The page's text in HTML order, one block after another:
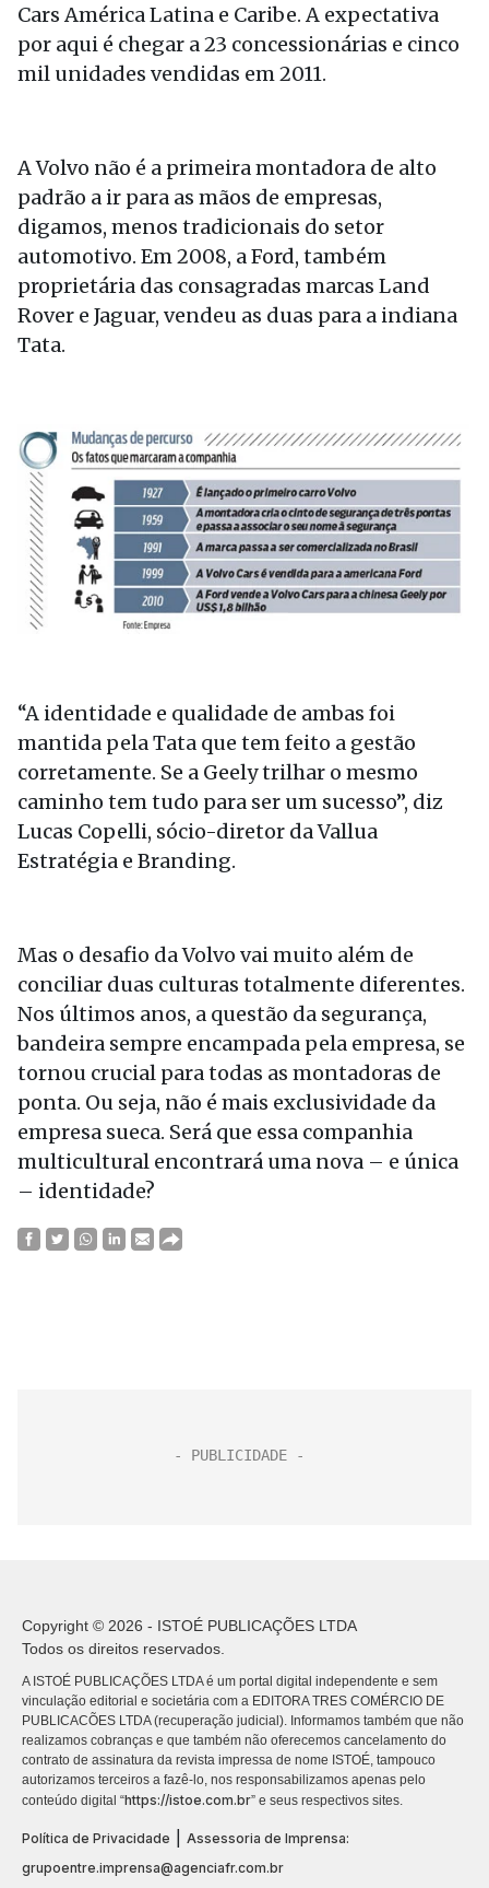
Cars América Latina e Caribe. A expectativa
por aqui é chegar a 23 concessionárias e cinco
mil unidades vendidas em 2011.
A Volvo não é a primeira montadora de alto
padrão a ir para as mãos de empresas,
digamos, menos tradicionais do setor
automotivo. Em 2008, a Ford, também
proprietária das consagradas marcas Land
Rover e Jaguar, vendeu as duas para a indiana
Tata.
“A identidade e qualidade de ambas foi
mantida pela Tata que tem feito a gestão
corretamente. Se a Geely trilhar o mesmo
caminho tem tudo para ser um sucesso”, diz
Lucas Copelli, sócio-diretor da Vallua
Estratégia e Branding.
Mas o desafio da Volvo vai muito além de
conciliar duas culturas totalmente diferentes.
Nos últimos anos, a questão da segurança,
bandeira sempre encampada pela empresa, se
tornou crucial para todas as montadoras de
ponta. Ou seja, não é mais exclusividade da
empresa sueca. Será que essa companhia
multicultural encontrará uma nova – e única
– identidade?
Copyright © 2026 - ISTOÉ PUBLICAÇÕES LTDA
Todos os direitos reservados.
A ISTOÉ PUBLICAÇÕES LTDA é um portal digital independente e sem
vinculação editorial e societária com a EDITORA TRES COMÉRCIO DE
PUBLICACÕES LTDA (recuperação judicial). Informamos também que não
realizamos cobranças e que também não oferecemos cancelamento do
contrato de assinatura da revista impressa de nome ISTOÉ, tampouco
autorizamos terceiros a fazê-lo, nos responsabilizamos apenas pelo
conteúdo digital “https://istoe.com.br” e seus respectivos sites.
Política de Privacidade
Assessoria de Imprensa:
grupoentre.imprensa@agenciafr.com.br